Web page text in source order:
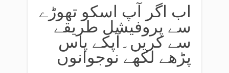
اب اگر آپ اسکو تھوڑے
سے پروفیشل طریقے
سے کریں۔آپکے پاس
پڑھے لکھے نوجوانوں